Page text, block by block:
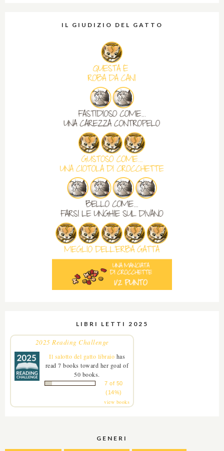
IL GIUDIZIO DEL GATTO
LIBRI LETTI 2025
2025 Reading Challenge
Il salotto del gatto libraio has
read 7 books toward her goal of
50 books.
7 of 50
(14%)
view books
GENERI